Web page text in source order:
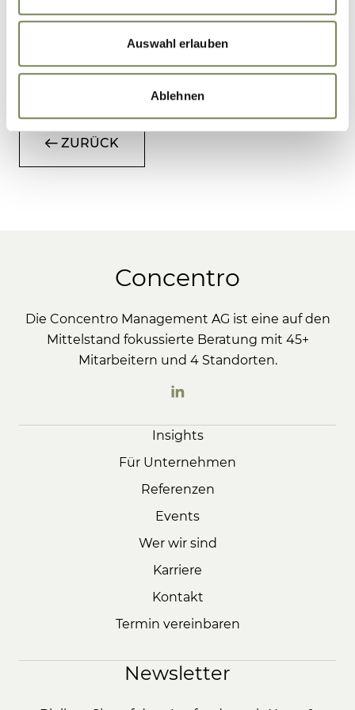
Auswahl erlauben
Ablehnen
Umsetzung von 80 % der geplanten Maßnahmen
mit einem jährlichen Effekt von über 500 TEUR
Quelle: Concentro
ZURÜCK
Concentro
Die Concentro Management AG ist eine auf den
Mittelstand fokussierte Beratung mit 45+
Mitarbeitern und 4 Standorten.
Insights
Für Unternehmen
Referenzen
Events
Wer wir sind
Karriere
Kontakt
Termin vereinbaren
Newsletter